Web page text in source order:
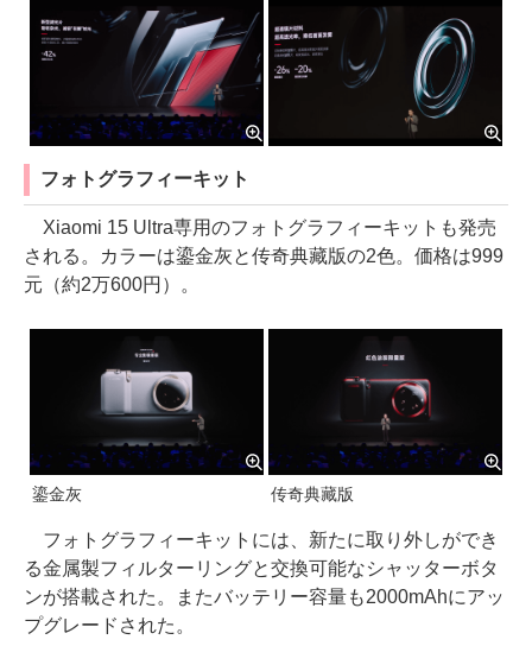
フォトグラフィーキット
Xiaomi 15 Ultra専用のフォトグラフィーキットも発売
される。カラーは鎏金灰と传奇典藏版の2色。価格は999
元（約2万600円）。
鎏金灰 传奇典藏版
フォトグラフィーキットには、新たに取り外しができ
る金属製フィルターリングと交換可能なシャッターボタ
ンが搭載された。またバッテリー容量も2000mAhにアッ
プグレードされた。